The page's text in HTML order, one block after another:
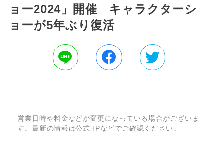
ョー2024」開催 キャラクターシ
ョーが5年ぶり復活
営業日時や料金などが変更になっている場合がございま
す。最新の情報は公式HPなどでご確認ください。